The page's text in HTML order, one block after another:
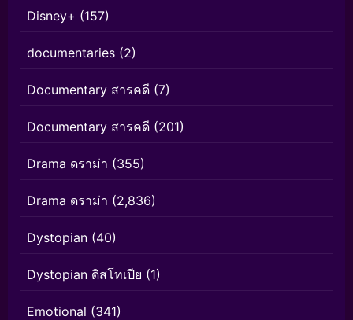
Disney+ (157)
documentaries (2)
Documentary สารคดี (7)
Documentary สารคดี (201)
Drama ดราม่า (355)
Drama ดราม่า (2,836)
Dystopian (40)
Dystopian ดิสโทเปีย (1)
Emotional (341)